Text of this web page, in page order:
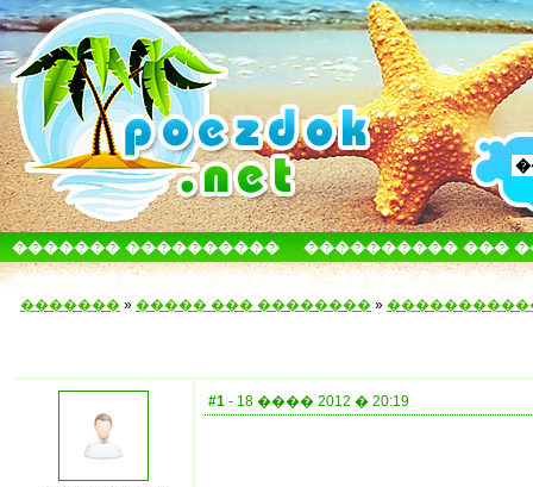
������� ����������
���������� ���
������������� ������
����� � ����
������� » ����� ��� �������� »
#1 - 18 ���� 2012 � 20:19